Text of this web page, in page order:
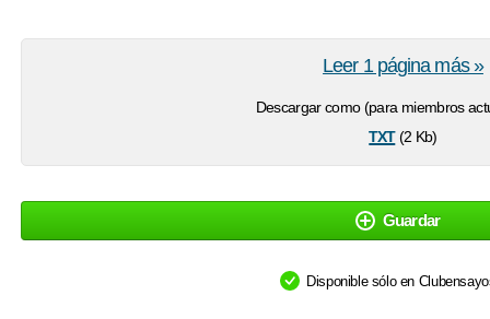
Descargar como (para miembros
txt(2 Kb)
Leer 1 página más »
Guardar
Disponible sólo en